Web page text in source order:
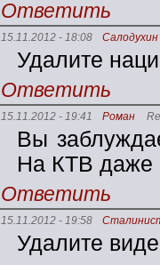
Ответить
15.11.2012 - 18:08 Салодухин
Удалите
Ответить
15.11.2012 - 19:41 Роман
Вы
На КТВ даже
Ответить
15.11.2012 - 19:58
Удалите